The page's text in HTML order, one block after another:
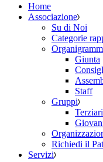
Home
Associazione
Su di Noi
Categorie
Giunta
Staff
Gruppi
Richiedi il
Servizi